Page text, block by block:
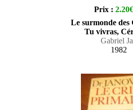
Prix : 2.20€
Le surmonde des
Tu vivras,
Gabriel
1982